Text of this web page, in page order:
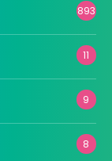
893
11
9
8